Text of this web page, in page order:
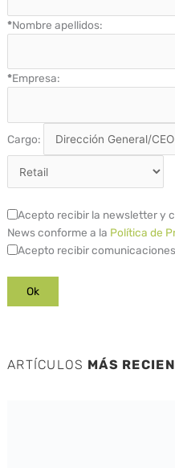
*Nombre apellidos:
*Empresa:
Cargo:
Acepto recibir la newsletter y
News conforme a la Política de
Acepto recibir
ARTÍCULOS MÁS